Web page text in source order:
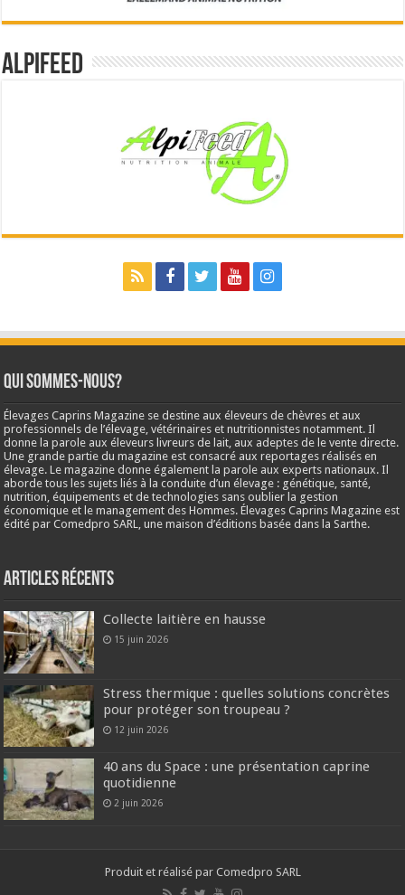
Alpifeed
Qui sommes-nous?
Élevages Caprins Magazine se destine aux éleveurs de chèvres et aux
professionnels de l’élevage, vétérinaires et nutritionnistes notamment. Il
donne la parole aux éleveurs livreurs de lait, aux adeptes de le vente directe.
Une grande partie du magazine est consacré aux reportages réalisés en
élevage. Le magazine donne également la parole aux experts nationaux. Il
aborde tous les sujets liés à la conduite d’un élevage : génétique, santé,
nutrition, équipements et de technologies sans oublier la gestion
économique et le management des Hommes. Élevages Caprins Magazine est
édité par Comedpro SARL, une maison d’éditions basée dans la Sarthe.
Articles récents
Collecte laitière en hausse
15 juin 2026
Stress thermique : quelles solutions concrètes
pour protéger son troupeau ?
12 juin 2026
40 ans du Space : une présentation caprine
quotidienne
2 juin 2026
Produit et réalisé par Comedpro SARL